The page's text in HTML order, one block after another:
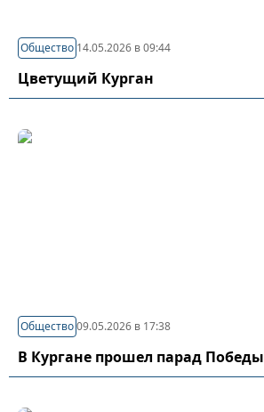
Общество 14.05.2026 в 09:44
Цветущий Курган
Общество09.05.2026 в 17:38
В Кургане прошел парад Победы